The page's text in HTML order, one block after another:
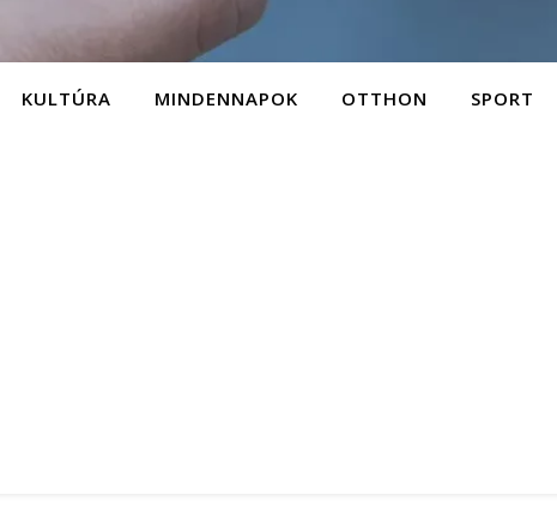
KULTÚRA MINDENNAPOK OTTHON SPORT